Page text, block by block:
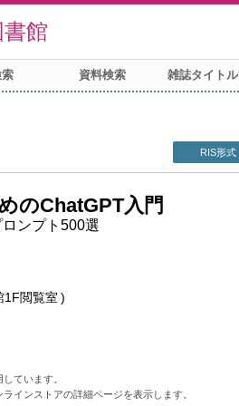
館
資料検索 雑誌タイトル
RIS形式
のChatGPT入門
ンプト500選
1F閲覧室
ています。
インストアの詳細ページを表示します。